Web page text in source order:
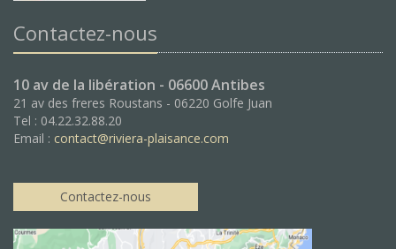
Contactez-nous
10 av de la libération - 06600 Antibes
21 av des freres Roustans - 06220 Golfe Juan
Tel : 04.22.32.88.20
Email : contact@riviera-plaisance.com
Contactez-nous